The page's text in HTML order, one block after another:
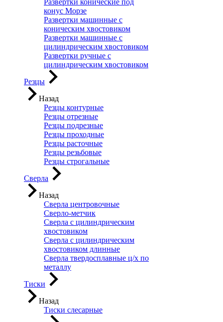
Развертки конические под
конус Морзе
Развертки машинные с
коническим хвостовиком
Развертки машинные с
цилиндрическим хвостовиком
Развертки ручные с
цилиндрическим хвостовиком
Резцы
Назад
Резцы контурные
Резцы отрезные
Резцы подрезные
Резцы проходные
Резцы расточные
Резцы резьбовые
Резцы строгальные
Сверла
Назад
Сверла центровочные
Сверло-метчик
Сверла с цилиндрическим
хвостовиком
Сверла с цилиндрическим
хвостовиком длинные
Сверла твердосплавные ц/х по
металлу
Тиски
Назад
Тиски слесарные